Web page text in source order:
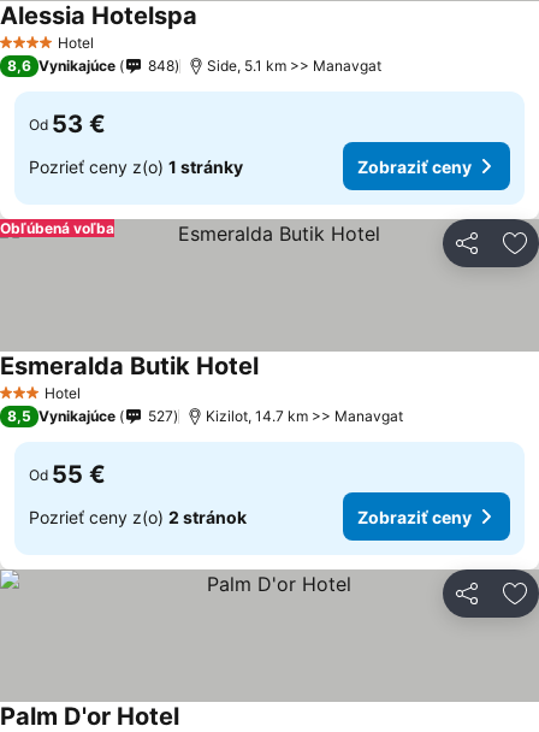
4 Počet hviezdičiek
Hotel
Alessia Hotelspa
8,6 Vynikajúce 848 Side, 5.1 km >> Manavgat
Od 53 €
Pozrieť ceny z(o) 1 stránky Zobraziť ceny
Zdieľať
Obľúbená voľba
3 Počet hviezdičiek
Hotel
Esmeralda Butik Hotel
8,5 Vynikajúce 527 Kizilot, 14.7 km >> Manavgat
Od 55 €
Pozrieť ceny z(o) 2 stránok Zobraziť ceny
Zdieľať
Palm D'or Hotel